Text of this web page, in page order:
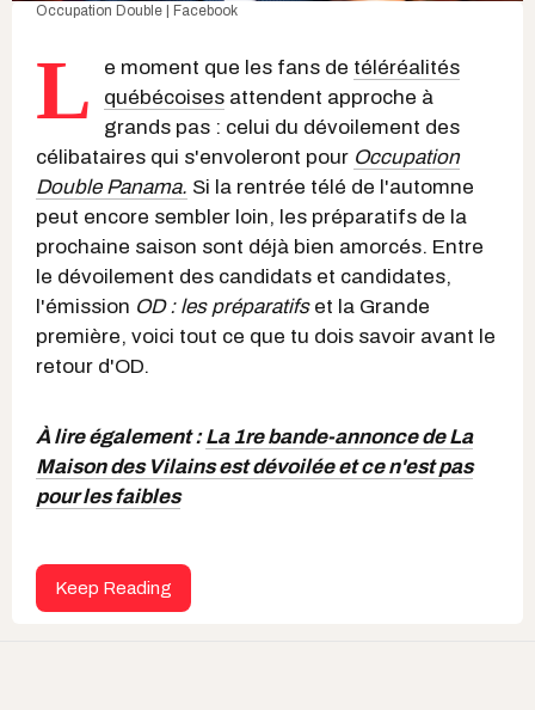
Occupation Double | Facebook
L e moment que les fans de téléréalités
québécoises attendent approche à
grands pas : celui du dévoilement des
célibataires qui s'envoleront pour Occupation
Double Panama. Si la rentrée télé de l'automne
peut encore sembler loin, les préparatifs de la
prochaine saison sont déjà bien amorcés. Entre
le dévoilement des candidats et candidates,
l'émission OD : les préparatifset la Grande
première, voici tout ce que tu dois savoir avant le
retour d'OD.
À lire également :La 1re bande-annonce de La
Maison des Vilains est dévoilée et ce n'est pas
pour les faibles
Keep Reading